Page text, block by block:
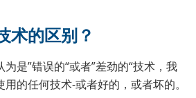
术的区别？
是”错误的“或者”差劲的“技术，我
的任何技术-或者好的，或者坏的。